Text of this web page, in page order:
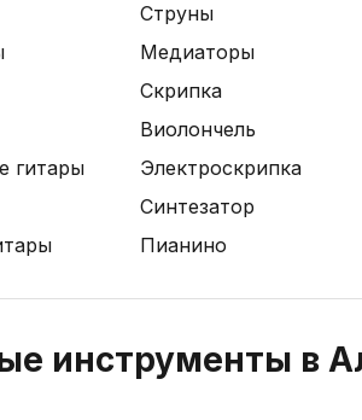
гитары
Струны
Медиаторы
Скрипка
Виолончель
Электроскрипка
Синтезатор
Пианино
инструменты в